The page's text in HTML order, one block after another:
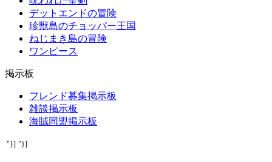
デットエンドの冒険
珍獣島のチョッパー王国
ねじまき島の冒険
ワンピース
掲示板
フレンド募集掲示板
雑談掲示板
海賊同盟掲示板
"}] "}]